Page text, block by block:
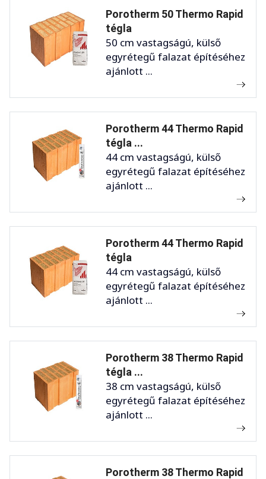
Porotherm 50 Thermo Rapid
tégla
50 cm vastagságú, külső
egyrétegű falazat építéséhez
ajánlott ...
Porotherm 44 Thermo Rapid
tégla ...
44 cm vastagságú, külső
egyrétegű falazat építéséhez
ajánlott ...
Porotherm 44 Thermo Rapid
tégla
44 cm vastagságú, külső
egyrétegű falazat építéséhez
ajánlott ...
Porotherm 38 Thermo Rapid
tégla ...
38 cm vastagságú, külső
egyrétegű falazat építéséhez
ajánlott ...
Porotherm 38 Thermo Rapid